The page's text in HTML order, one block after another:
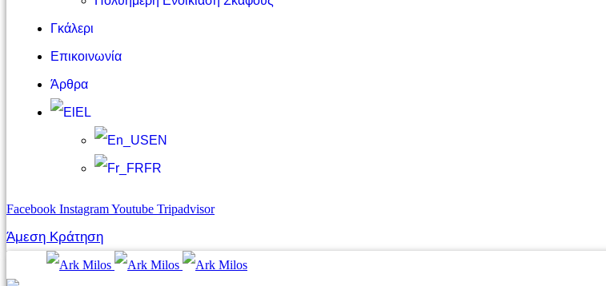
Γκάλερι
Επικοινωνία
Άρθρα
EL
EN
FR
Facebook InstagramYoutube Tripadvisor
Άμεση Κράτηση